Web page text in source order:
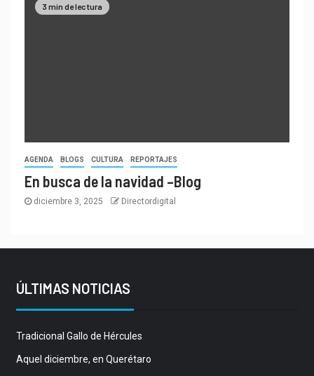
3 min de lectura
AGENDA BLOGS CULTURA REPORTAJES
En busca de la navidad –Blog
diciembre 3, 2025 Directordigital
ÚLTIMAS NOTICIAS
Tradicional Gallo de Hércules
Aquel diciembre, en Querétaro